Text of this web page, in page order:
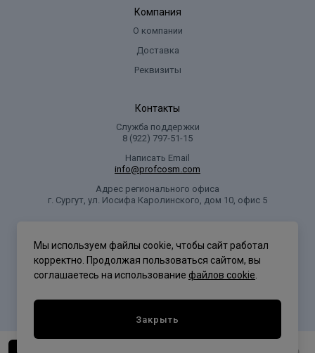
Компания
О компании
Доставка
Реквизиты
Контакты
Служба поддержки
8 (922) 797‑51-15
Написать Email
info@profcosm.com
Адрес регионального офиса
г. Сургут, ул. Иосифа Каролинского, дом 10, офис 5
Мы используем файлы cookie, чтобы сайт работал
корректно. Продолжая пользоваться сайтом, вы
соглашаетесь на использование файлов cookie
Закрыть